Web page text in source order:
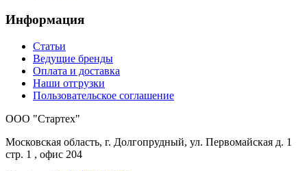
Информация
Статьи
Ведущие бренды
Оплата и доставка
Наши отгрузки
Пользовательское соглашение
OOO "Стартех"
Московская область, г. Долгопрудный, ул. Первомайская д. 1
стр. 1 , офис 204